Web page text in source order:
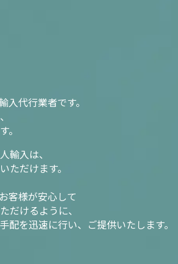
代行業者です。
。
輸入は、
ただけます。
客様が安心して
だけるように、
を迅速に行い、ご提供いたします。